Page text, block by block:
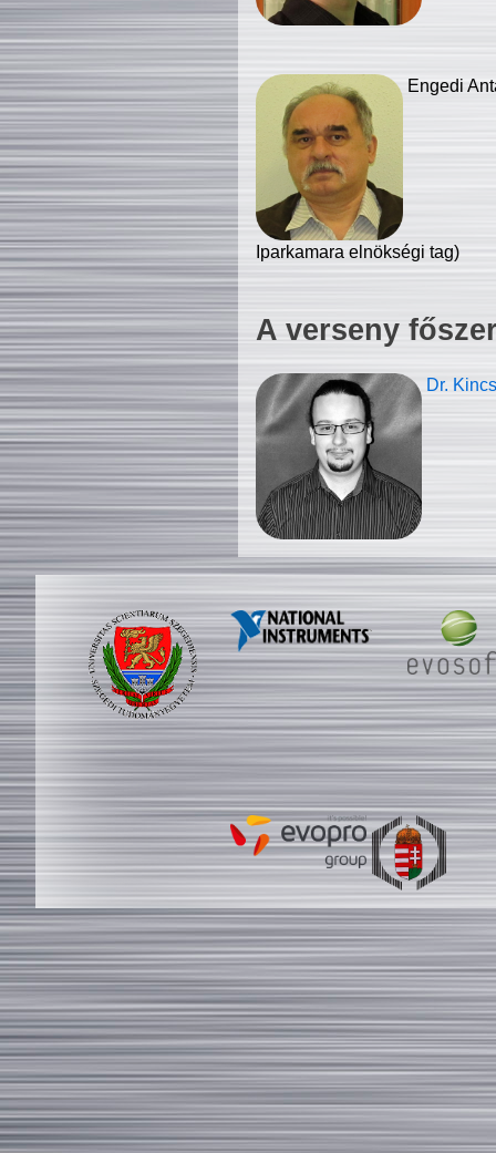
Engedi
Iparkamara elnökségi tag)
A verseny
Dr.